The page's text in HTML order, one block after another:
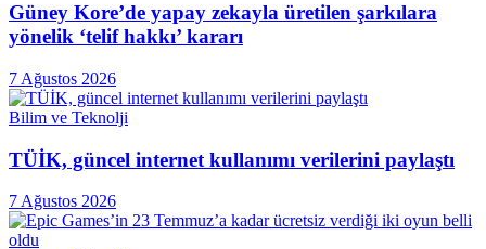
Güney Kore’de yapay zekayla üretilen şarkılara
yönelik ‘telif hakkı’ kararı
7 Ağustos 2026
Bilim ve Teknolji
TÜİK, güncel internet kullanımı verilerini paylaştı
7 Ağustos 2026